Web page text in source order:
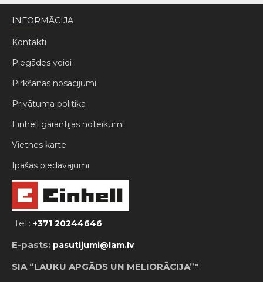
INFORMĀCIJA
Kontakti
Piegādes veidi
Pirkšanas nosacījumi
Privātuma politika
Einhell garantijas noteikumi
Vietnes karte
Ipašas piedāvājumi
Tel.: +371 20244646
E-pasts: pasutijumi@lam.lv
SIA “LAUKU APGĀDS UN MELIORĀCIJA”"